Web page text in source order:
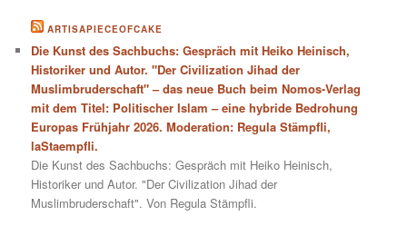
ARTISAPIECEOFCAKE
Die Kunst des Sachbuchs: Gespräch mit Heiko Heinisch,
Historiker und Autor. "Der Civilization Jihad der
Muslimbruderschaft" – das neue Buch beim Nomos-Verlag
mit dem Titel: Politischer Islam – eine hybride Bedrohung
Europas Frühjahr 2026. Moderation: Regula Stämpfli,
laStaempfli.
Die Kunst des Sachbuchs: Gespräch mit Heiko Heinisch,
Historiker und Autor. "Der Civilization Jihad der
Muslimbruderschaft". Von Regula Stämpfli.